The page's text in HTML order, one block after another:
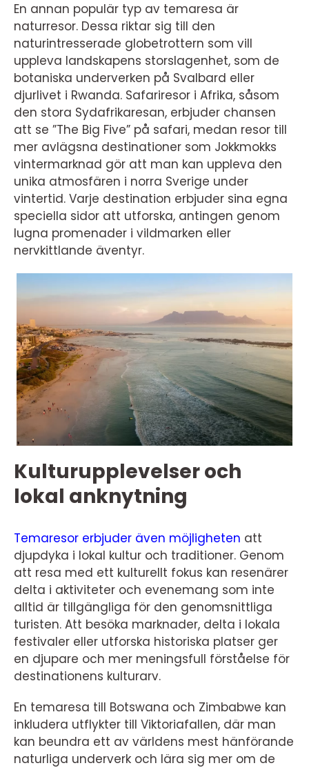
En annan populär typ av temaresa är
naturresor. Dessa riktar sig till den
naturintresserade globetrottern som vill
uppleva landskapens storslagenhet, som de
botaniska underverken på Svalbard eller
djurlivet i Rwanda. Safariresor i Afrika, såsom
den stora Sydafrikaresan, erbjuder chansen
att se ”The Big Five” på safari, medan resor till
mer avlägsna destinationer som Jokkmokks
vintermarknad gör att man kan uppleva den
unika atmosfären i norra Sverige under
vintertid. Varje destination erbjuder sina egna
speciella sidor att utforska, antingen genom
lugna promenader i vildmarken eller
nervkittlande äventyr.
Kulturupplevelser och
lokal anknytning
Temaresor erbjuder även möjligheten att
djupdyka i lokal kultur och traditioner. Genom
att resa med ett kulturellt fokus kan resenärer
delta i aktiviteter och evenemang som inte
alltid är tillgängliga för den genomsnittliga
turisten. Att besöka marknader, delta i lokala
festivaler eller utforska historiska platser ger
en djupare och mer meningsfull förståelse för
destinationens kulturarv.
En temaresa till Botswana och Zimbabwe kan
inkludera utflykter till Viktoriafallen, där man
kan beundra ett av världens mest hänförande
naturliga underverk och lära sig mer om de